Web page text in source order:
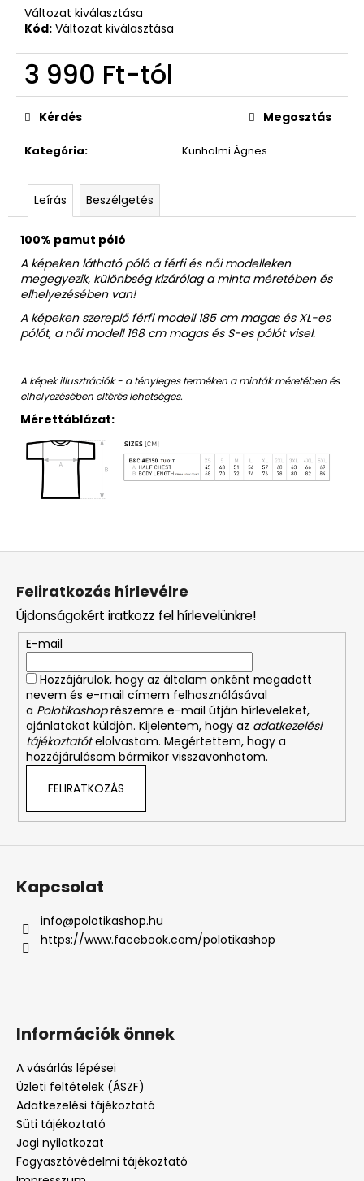
Változat kiválasztása
Kód: Változat kiválasztása
3 990 Ft-tól
Egységár:
Kategória: Kunhalmi Ágnes
Kérdés Megosztás
Leírás Beszélgetés
100% pamut póló
A képeken látható póló a férfi és női modelleken
megegyezik, különbség kizárólag a minta méretében és
elhelyezésében van!
A képeken szereplő férfi modell 185 cm magas és XL-es
pólót, a női modell 168 cm magas és S-es pólót visel.
A képek illusztrációk - a tényleges terméken a minták méretében és
elhelyezésében eltérés lehetséges.
Mérettáblázat:
L
Feliratkozás hírlevélre
Újdonságokért iratkozz fel hírlevelünkre!
E-mail
Hozzájárulok, hogy az általam önként megadott
nevem és e-mail címem felhasználásával
a Polotikashoprészemre e-mail útján hírleveleket,
ajánlatokat küldjön. Kijelentem, hogy az adatkezelési
tájékoztatót elolvastam. Megértettem, hogy a
hozzájárulásom bármikor visszavonhatom.
FELIRATKOZÁS
Kapcsolat
info@polotikashop.hu
https://www.facebook.com/polotikashop
Információk önnek
A vásárlás lépései
Üzleti feltételek (ÁSZF)
Adatkezelési tájékoztató
Süti tájékoztató
Jogi nyilatkozat
Fogyasztóvédelmi tájékoztató